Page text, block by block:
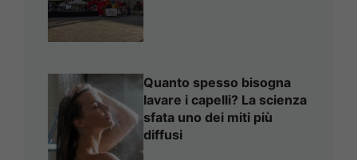
Quanto spesso bisogna
lavare i capelli? La scienza
sfata uno dei miti più
diffusi